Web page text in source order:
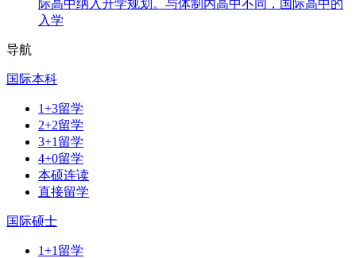
际高中纳入升学规划。与体制内高中不同，国际高中的
入学
导航
国际本科
1+3留学
2+2留学
3+1留学
4+0留学
本硕连读
直接留学
国际硕士
1+1留学